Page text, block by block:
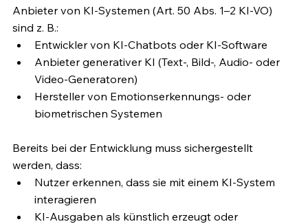
Anbieter von KI-Systemen (Art. 50 Abs. 1–2 KI-VO)
sind z. B.:
Entwickler von KI-Chatbots oder KI-Software
Anbieter generativer KI (Text-, Bild-, Audio- oder
Video-Generatoren)
Hersteller von Emotionserkennungs- oder
biometrischen Systemen
Bereits bei der Entwicklung muss sichergestellt
werden, dass:
Nutzer erkennen, dass sie mit einem KI-System
interagieren
KI-Ausgaben als künstlich erzeugt oder